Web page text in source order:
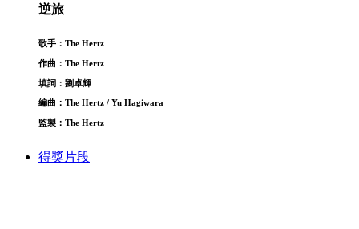
逆旅
歌手：The Hertz
作曲：The Hertz
填詞：劉卓輝
編曲：The Hertz / Yu Hagiwara
監製：The Hertz
得獎片段